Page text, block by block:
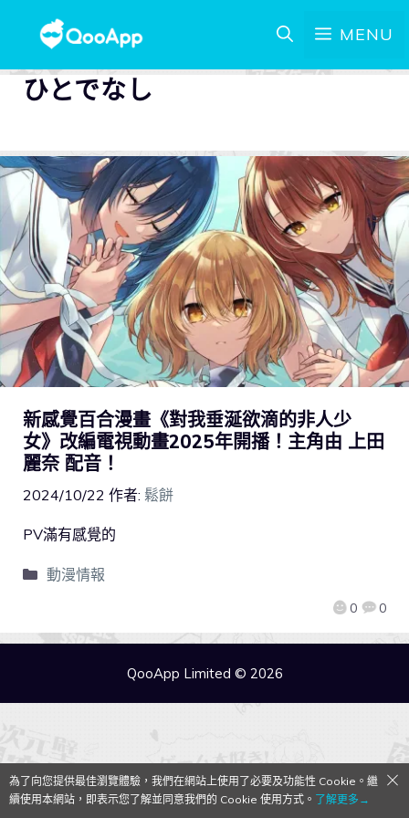
MENU
ひとでなし
新感覺百合漫畫《對我垂涎欲滴的非人少
女》改編電視動畫2025年開播！主角由 上田
麗奈 配音！
2024/10/22 作者: 鬆餅
0 0
PV滿有感覺的
動漫情報
QooApp Limited © 2026
為了向您提供最佳瀏覽體驗，我們在網站上使用了必要及功能性 Cookie。繼
續使用本網站，即表示您了解並同意我們的 Cookie 使用方式。 了解更多→